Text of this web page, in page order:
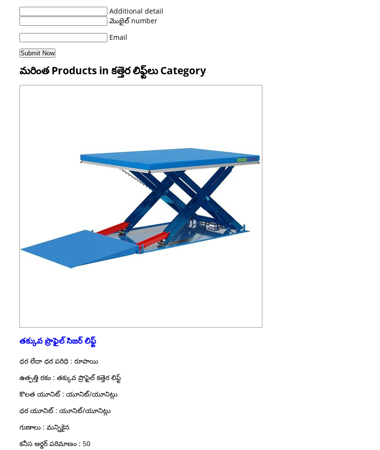
Additional detail
మొబైల్ number
Email
మరింత Products in కత్తెర లిఫ్ట్‌లు Category
తక్కువ ప్రొఫైల్ సిజర్ లిఫ్ట్
ధర లేదా ధర పరిధి : రూపాయి
ఉత్పత్తి రకం : తక్కువ ప్రొఫైల్ కత్తెర లిఫ్ట్
కొలత యూనిట్ : యూనిట్/యూనిట్లు
ధర యూనిట్ : యూనిట్/యూనిట్లు
గుణాలు : మన్నికైన
కనీస ఆర్డర్ పరిమాణం : 50